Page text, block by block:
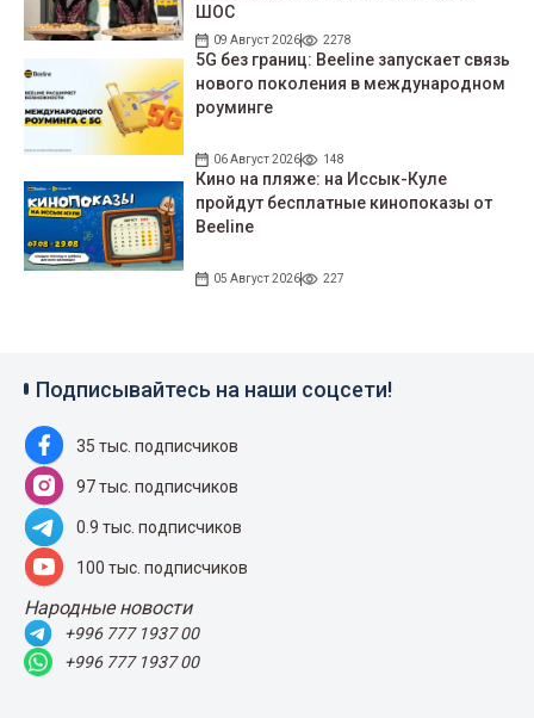
ШОС
09 Август 2026 2278
5G без границ: Beeline запускает связь
нового поколения в международном
роуминге
06 Август 2026 148
Кино на пляже: на Иссык-Куле
пройдут беcплатные кинопоказы от
Beeline
05 Август 2026 227
Подписывайтесь на наши соцсети!
35 тыс. подписчиков
97 тыс. подписчиков
0.9 тыс. подписчиков
100 тыс. подписчиков
Народные новости
+996 777 1937 00
+996 777 1937 00